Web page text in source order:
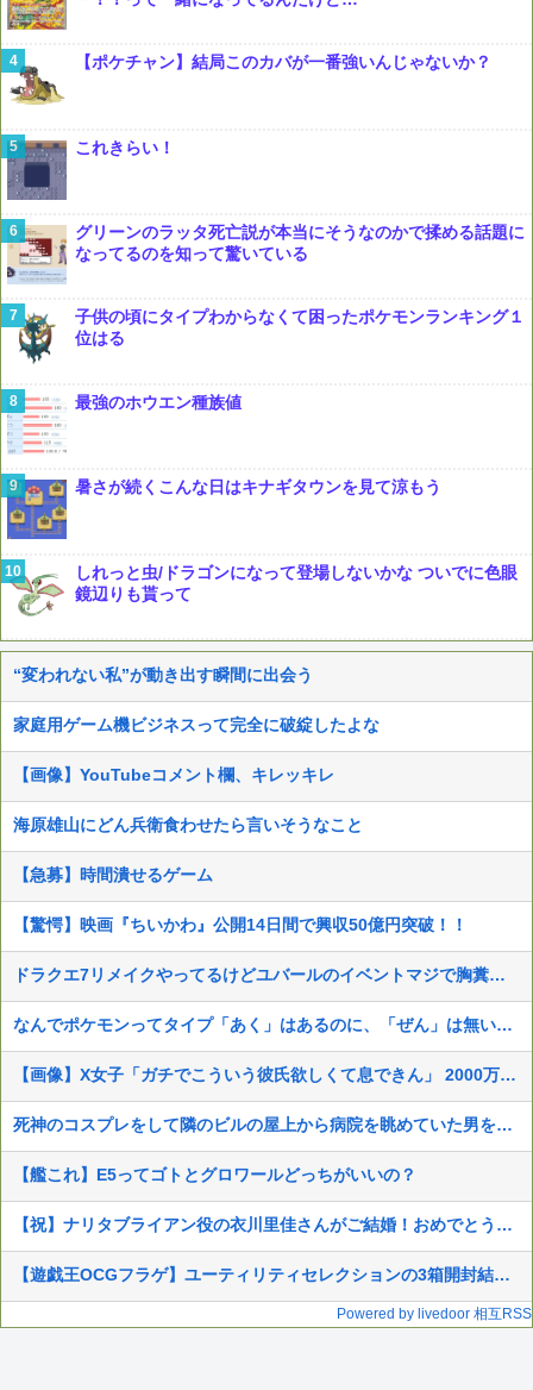
【ポケチャン】結局このカバが一番強いんじゃないか？
これきらい！
グリーンのラッタ死亡説が本当にそうなのかで揉める話題に
なってるのを知って驚いている
子供の頃にタイプわからなくて困ったポケモンランキング１
位はる
最強のホウエン種族値
暑さが続くこんな日はキナギタウンを見て涼もう
しれっと虫/ドラゴンになって登場しないかな ついでに色眼
鏡辺りも貰って
“変われない私”が動き出す瞬間に出会う
家庭用ゲーム機ビジネスって完全に破綻したよな
【画像】YouTubeコメント欄、キレッキレ
海原雄山にどん兵衛食わせたら言いそうなこと
【急募】時間潰せるゲーム
【驚愕】映画『ちいかわ』公開14日間で興収50億円突破！！
ドラクエ7リメイクやってるけどユバールのイベントマジで胸糞だなｗ
なんでポケモンってタイプ「あく」はあるのに、「ぜん」は無いの？
【画像】X女子「ガチでこういう彼氏欲しくて息できん」 2000万バズ
死神のコスプレをして隣のビルの屋上から病院を眺めていた男を逮捕ｗｗｗ
【艦これ】E5ってゴトとグロワールどっちがいいの？
【祝】ナリタブライアン役の衣川里佳さんがご結婚！おめでとうございます！
【遊戯王OCGフラゲ】ユーティリティセレクションの3箱開封結果画像
Powered by livedoor 相互RSS